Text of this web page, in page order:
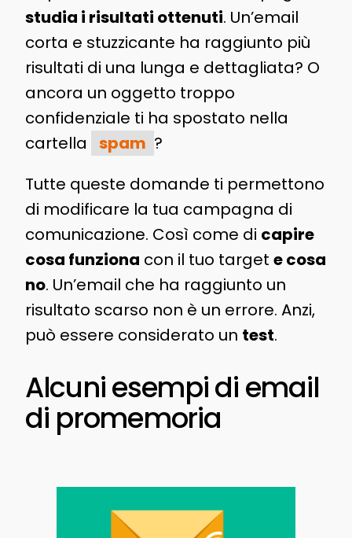
studia i risultati ottenuti. Un’email
corta e stuzzicante ha raggiunto più
risultati di una lunga e dettagliata? O
ancora un oggetto troppo
confidenziale ti ha spostato nella
cartella
spam ?
Tutte queste domande ti permettono
di modificare la tua campagna di
comunicazione. Così come di capire
cosa funziona con il tuo target e cosa
no. Un’email che ha raggiunto un
risultato scarso non è un errore. Anzi,
può essere considerato un test.
Alcuni esempi di email
di promemoria